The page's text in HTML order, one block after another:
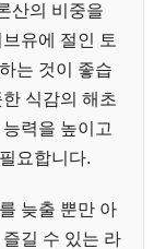
산의 비중을
유에 절인 토
는 것이 좋습
식감의 해초
력을 높이고
요합니다.
늦출 뿐만 아
길 수 있는 라